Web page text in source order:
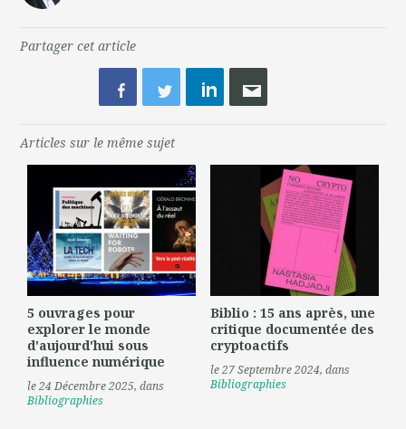
Partager cet article
Articles sur le même sujet
5 ouvrages pour
explorer le monde
d'aujourd'hui sous
influence numérique
le 24 Décembre 2025, dans
Bibliographies
Biblio : 15 ans après, une
critique documentée des
cryptoactifs
le 27 Septembre 2024, dans
Bibliographies